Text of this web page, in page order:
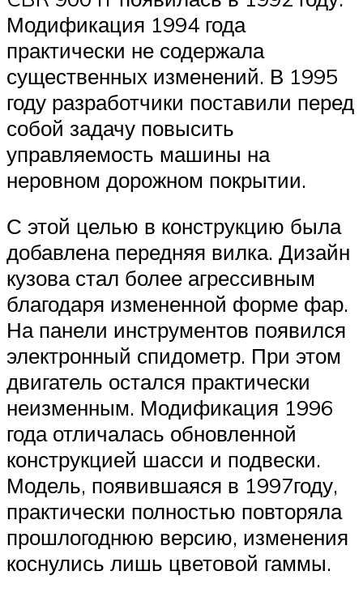
Модификация 1994 года
практически не содержала
существенных изменений. В 1995
году разработчики поставили перед
собой задачу повысить
управляемость машины на
неровном дорожном покрытии.
С этой целью в конструкцию была
добавлена передняя вилка. Дизайн
кузова стал более агрессивным
благодаря измененной форме фар.
На панели инструментов появился
электронный спидометр. При этом
двигатель остался практически
неизменным. Модификация 1996
года отличалась обновленной
конструкцией шасси и подвески.
Модель, появившаяся в 1997году,
практически полностью повторяла
прошлогоднюю версию, изменения
коснулись лишь цветовой гаммы.